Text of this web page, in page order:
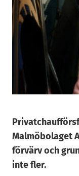
Malmöbolaget
förvärv och
inte fler.